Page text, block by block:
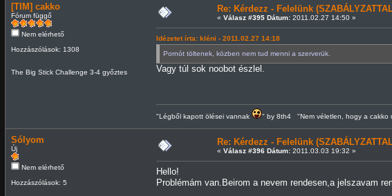
[TIM] cakko
Fórum függő
Nem elérhető
Hozzászólások: 1308
The Big Stick Challenge 3-4 győztes
Re: Kérdezz - Felelünk
« Válasz #395 Dátum:2011.02.27 14:50 »
Idézetet írta: kléni - 2011.02.27 14:18
Pornót töltenek, közben nem tud menni a szerverük.
Vagy túl sok noobot észlel.
"Légből kapott ölései vannak " by 8th4 "Nem véletlen, hogy a cakko
Sólyom
Új
Nem elérhető
Hozzászólások: 5
Re: Kérdezz - Felelünk
« Válasz #396 Dátum:2011.03.03 19:32 »
Hello!
Problémám van.Beirom a nevem rendesen,a jelszavam